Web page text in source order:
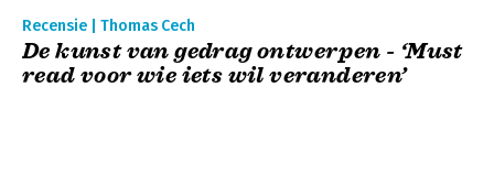
Recensie | Thomas Cech
De kunst van gedrag ontwerpen - ‘Must
read voor wie iets wil veranderen’